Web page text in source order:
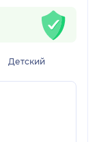
Детский